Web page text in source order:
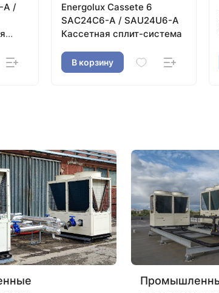
A /
Energolux Cassete 6
SAС24С6-A / SAU24U6-A
Кассетная сплит-система
В корзину